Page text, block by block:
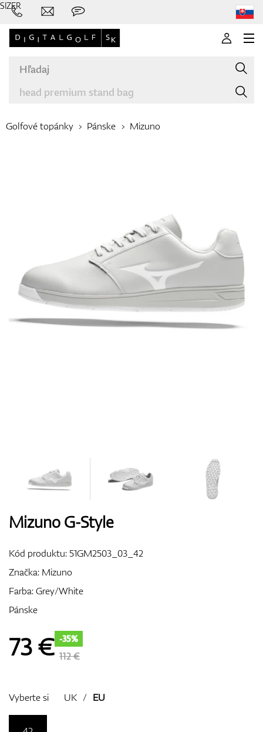
Oblečenie
Topánky
Bagy
Darčekové poukážky
Golfové topánky Pánske Mizuno
Mizuno G-Style
Kód produktu:51GM2503_03_42
Značka: Mizuno
Farba: Grey/White
Pánske
73€ -35%
112 €
Vyberte si UK / EU
SIZER